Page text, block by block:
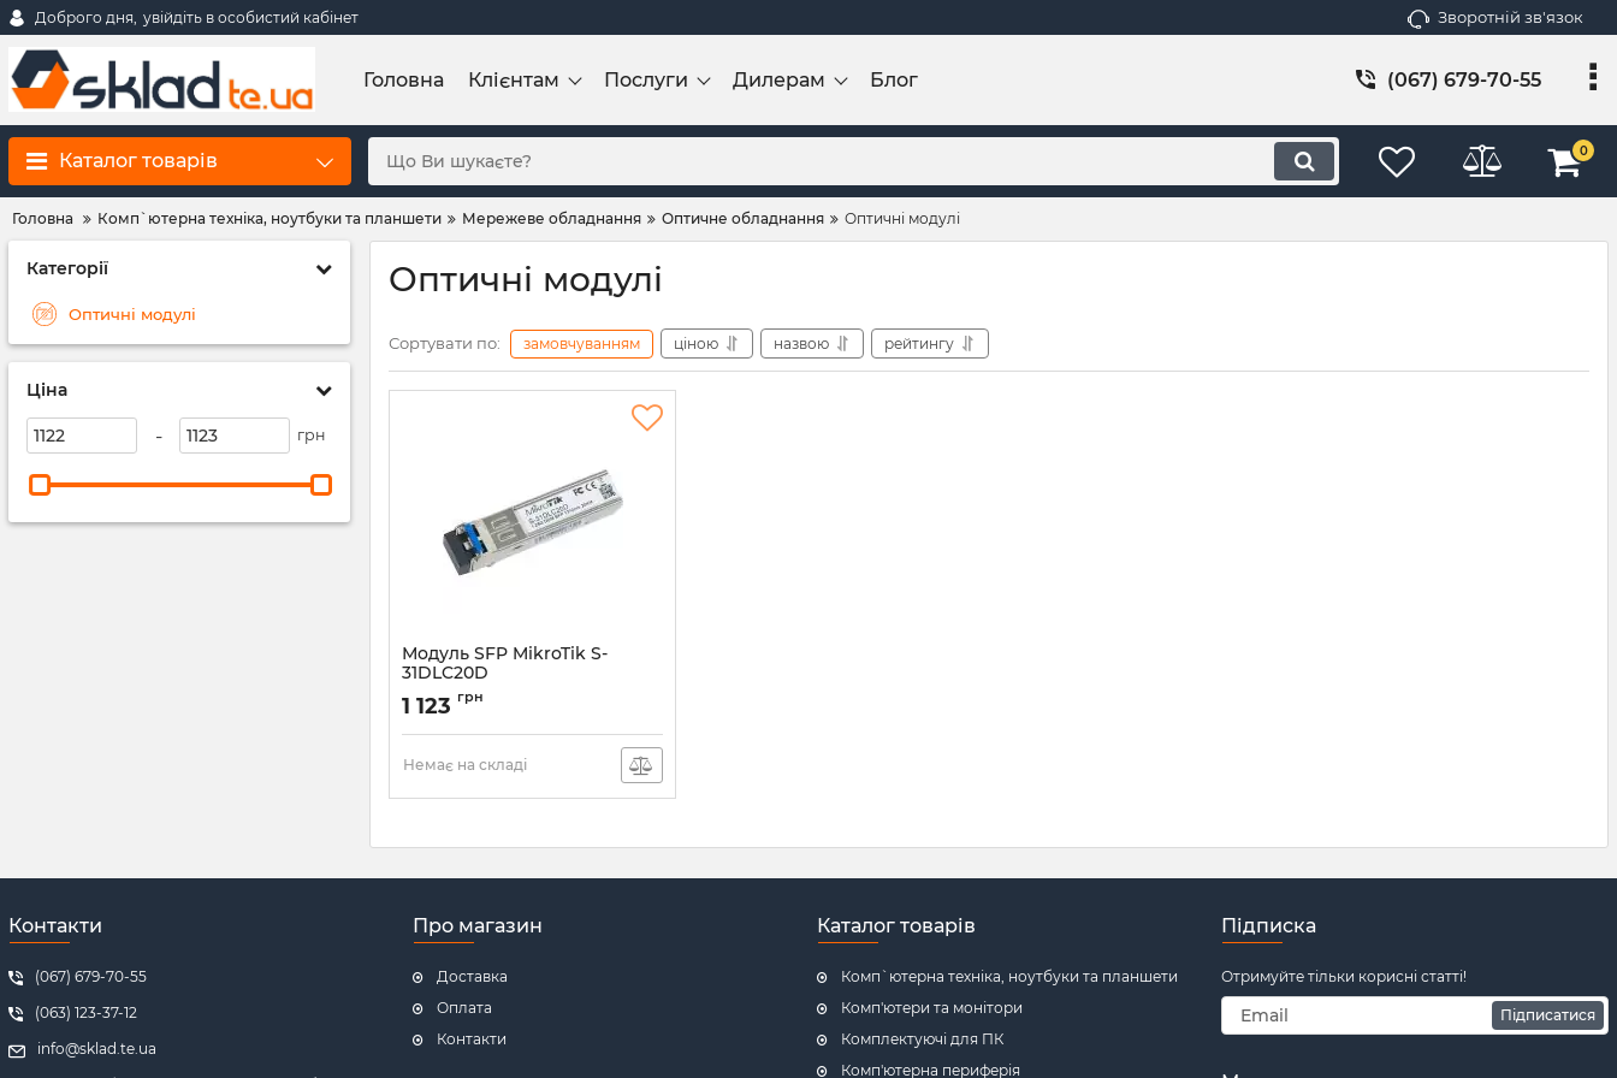
Доброго дня, увійдіть в особистий кабінет Зворотній зв'язок
Головна Клієнтам Послуги Дилерам Блог (067) 679-70-55
Каталог товарів 0
Головна Комп`ютерна техніка, ноутбуки та планшети Мережеве обладнання Оптичне обладнання Оптичні модулі
Категорії
Оптичні модулі
Ціна
- грн
Оптичні модулі
Сортувати по: замовчуванням ціною назвою рейтингу
Модуль SFP MikroTik S-
31DLC20D
Артикул: S-31DLC20D
1 123 грн
Немає на складі
Контакти
(067) 679-70-55
(063) 123-37-12
info@sklad.te.ua
Про магазин
Доставка
Оплата
Контакти
Каталог товарів
Комп`ютерна техніка, ноутбуки та планшети
Комп'ютери та монітори
Комплектуючі для ПК
Комп'ютерна периферія
Підписка
Отримуйте тільки корисні статті!
Підписатися